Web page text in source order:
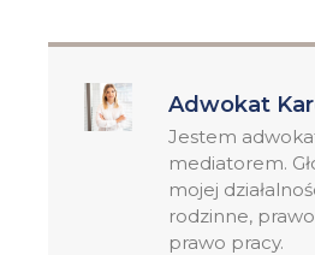
Adwokat
Jestem
mediatorem.
mojej
rodzinne,
prawo pracy.